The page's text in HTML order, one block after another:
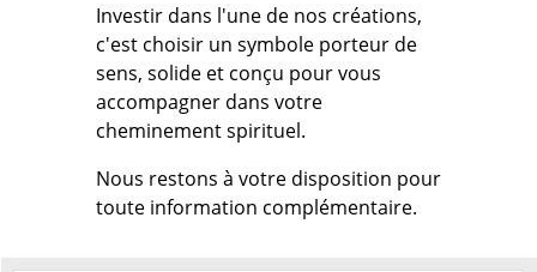
Investir dans l'une de nos créations,
c'est choisir un symbole porteur de
sens, solide et conçu pour vous
accompagner dans votre
cheminement spirituel.
Nous restons à votre disposition pour
toute information complémentaire.